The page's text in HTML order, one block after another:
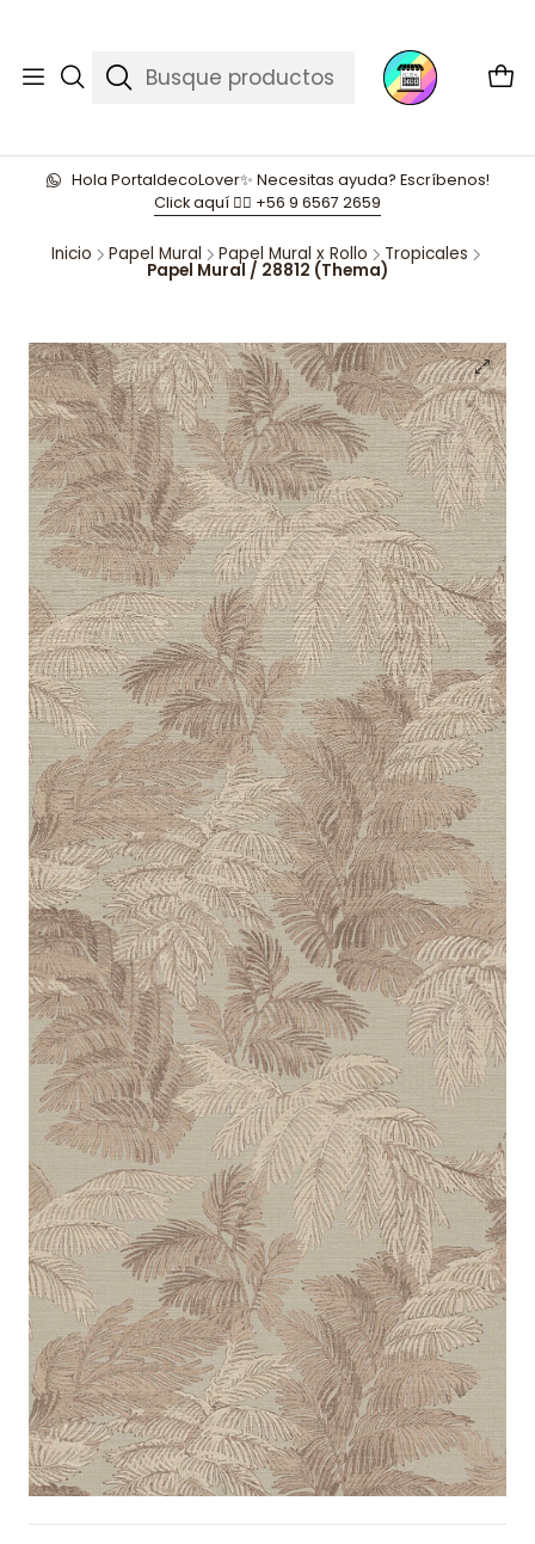
Hola PortaldecoLover✨ Necesitas ayuda? Escríbenos!
Click aquí 👉🏼 +56 9 6567 2659
Inicio Papel Mural Papel Mural x Rollo Tropicales
Papel Mural / 28812 (Thema)